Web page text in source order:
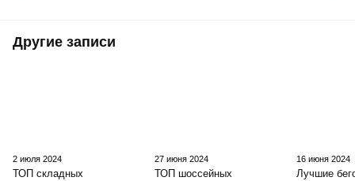
Другие записи
2 июля 2024
ТОП складных
27 июня 2024
ТОП шоссейных
16 июня 2024
Лучшие